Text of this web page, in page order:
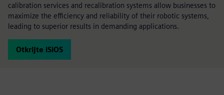
calibration services and recalibration systems allow businesses to
maximize the efficiency and reliability of their robotic systems,
leading to superior results in demanding applications.
Otkrijte iSiOS